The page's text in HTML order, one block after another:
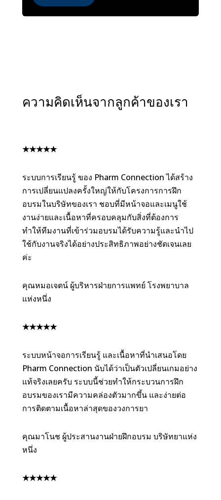
ความคิดเห็นจากลูกค้าของเรา
★★★★★
ระบบการเรียนรู้ ของ Pharm Connection ได้สร้าง
การเปลี่ยนแปลงครั้งใหญ่ให้กับโครงการการฝึก
อบรมในบริษัทของเรา ชอบที่มีหน้าจอและเมนูใช้
งานง่ายและเนื้อหาที่ครอบคลุมกับสิ่งที่ต้องการ
ทำให้ทีมงานที่เข้าร่วมอบรมได้รับความรู้และนำไป
ใช้กับงานจริงได้อย่างประสิทธิภาพอย่างชัดเจนเลย
ค่ะ
คุณหมอเจตน์ ผู้บริหารฝ่ายการแพทย์ โรงพยาบาล
แห่งหนึ่ง
★★★★★
ระบบหน้าจอการเรียนรู้ และเนื้อหาที่นำเสนอโดย
Pharm Connection นับได้ว่าเป็นตัวเปลี่ยนเกมอย่าง
แท้จริงเลยครับ ระบบนี้ช่วยทำให้กระบวนการฝึก
อบรมของเรามีความคล่องตัวมากขึ้น และง่ายต่อ
การติดตามเนื้อหาล่าสุดของวงการยา
คุณมาโนช ผู้ประสานงานฝ่ายฝึกอบรม บริษัทยาแห่ง
หนึ่ง
★★★★★